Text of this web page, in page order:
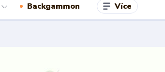
Backgammon Více